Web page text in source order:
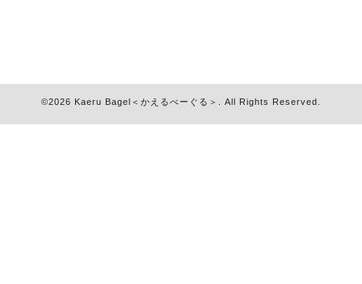
©2026 Kaeru Bagel＜かえるべーぐる＞ . All Rights Reserved.